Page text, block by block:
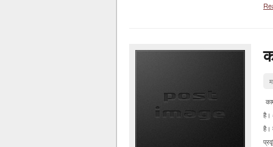
है।
है।